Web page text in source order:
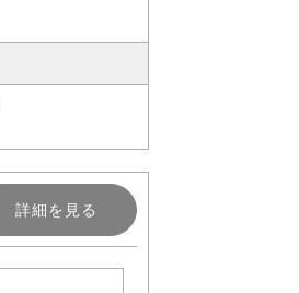
詳細を見る